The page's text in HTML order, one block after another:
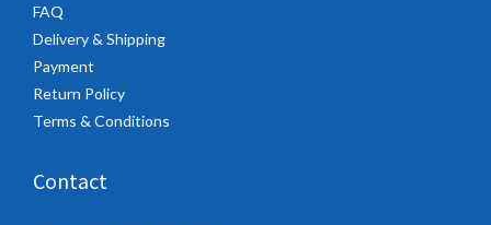
FAQ
Delivery & Shipping
Payment
Return Policy
Terms & Conditions
Contact